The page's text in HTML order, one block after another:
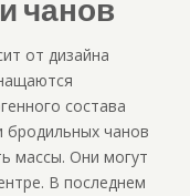
чанов
от дизайна
состава
бродильных чанов
массы. Они могут
В последнем